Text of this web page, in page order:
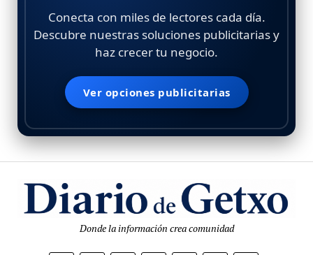
Conecta con miles de lectores cada día.
Descubre nuestras soluciones publicitarias y
haz crecer tu negocio.
Ver opciones publicitarias
Donde la información crea comunidad